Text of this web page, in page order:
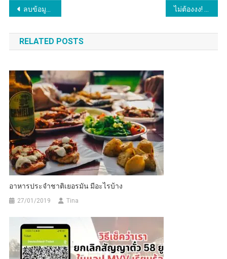
Post
navigation
ลบข้อมูลบัตรเครดิตออกจากแอป MVV ทำยังไง? ง่ายกว่าที่คิด!
RELATED POSTS
อาหารประจำชาติเยอรมัน มีอะไรบ้าง
27/01/2019 Tina